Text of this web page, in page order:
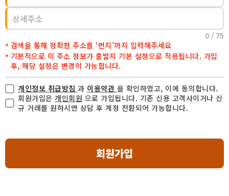
0 / 75
검색을 통해 정확한 주소를 ‘번지’까지 입력해주세요
기본적으로 이 주소 정보가 출발지 기본 설정으로 적용됩니다. 가입
후, 해당 설정은 변경이 가능합니다.
개인정보 취급방침 과 이용약관 을 확인하였고, 이에 동의합니다.
회원가입은 개인회원 으로 가입됩니다. 기존 신용 고객사이거나 신
규 거래를 원하시면 상담 후 계정 전환되어 가능합니다.
회원가입